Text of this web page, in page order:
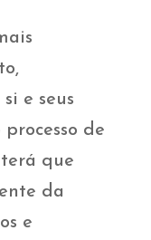
e seus
de
que
da
e